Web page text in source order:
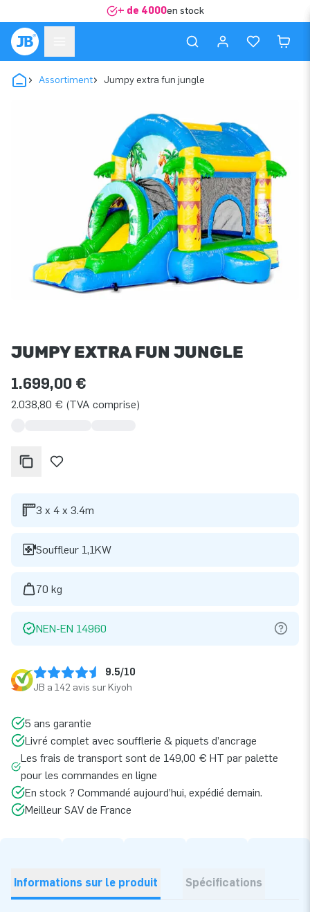
+ de 4000en stock
Assortiment Jumpy extra fun jungle
JUMPY EXTRA FUN JUNGLE
1.699,00 €
2.038,80 € (TVA comprise)
3 x 4 x 3.4m
Souffleur 1,1KW
70 kg
NEN-EN 14960
9.5/10
JB a 142 avis sur Kiyoh
5 ans garantie
Livré complet avec soufflerie & piquets d’ancrage
Les frais de transport sont de 149,00 € HT par palette
pour les commandes en ligne
En stock ? Commandé aujourd’hui, expédié demain.
Meilleur SAV de France
Informations sur le produit Spécifications